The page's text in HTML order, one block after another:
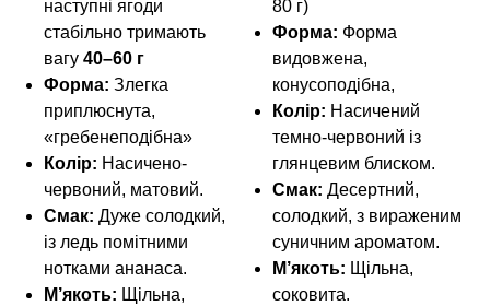
наступні ягоди
стабільно тримають
вагу 40–60 г
Форма: Злегка
приплюснута,
«гребенеподібна»
Колір: Насичено-
червоний, матовий.
Смак: Дуже солодкий,
із ледь помітними
нотками ананаса.
М’якоть: Щільна,
80 г)
Форма: Форма
видовжена,
конусоподібна,
Колір: Насичений
темно-червоний із
глянцевим блиском.
Смак: Десертний,
солодкий, з вираженим
суничним ароматом.
М’якоть: Щільна,
соковита.